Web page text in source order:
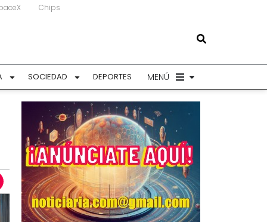
Chips
SOCIEDAD DEPORTES MENÚ